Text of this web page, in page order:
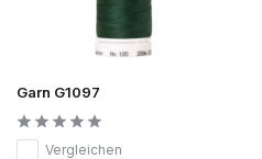
Garn G1097
Vergleichen